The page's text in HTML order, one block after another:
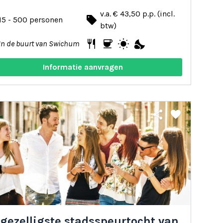
- 500 personen local_offer v.a. € 43,50 p.p. (incl.
btw)
de buurt van Swichum restaurant coffee wb_sunny nights_stay
Informatie aanvragen
share favorite